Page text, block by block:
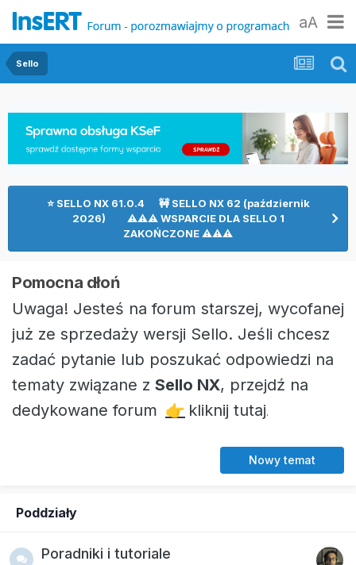
aA
Sello
⭐ SELLO NX 61.0.4 🚧 SELLO NX 62 (październik
2026) ⚠⚠⚠ WSPARCIE DLA SELLO 1
ZAKOŃCZONE ⚠⚠⚠
Pomocna dłoń
Uwaga! Jesteś na forum starszej, wycofanej
już ze sprzedaży wersji Sello. Jeśli chcesz
zadać pytanie lub poszukać odpowiedzi na
tematy związane z Sello NX, przejdź na
dedykowane forum 👉 kliknij tutaj.
Nowy temat
Poddziały
Poradniki i tutoriale